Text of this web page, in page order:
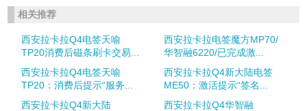
相关推荐
西安拉卡拉Q4电签天喻
TP20消费后磁条刷卡交易...
西安拉卡拉电签魔方MP70/
华智融6220/已完成激...
西安拉卡拉Q4电签天喻
TP20：消费后提示“服务...
西安拉卡拉Q4新大陆电签
ME50：激活提示“签名...
西安拉卡拉Q4新大陆
西安拉卡拉Q4华智融